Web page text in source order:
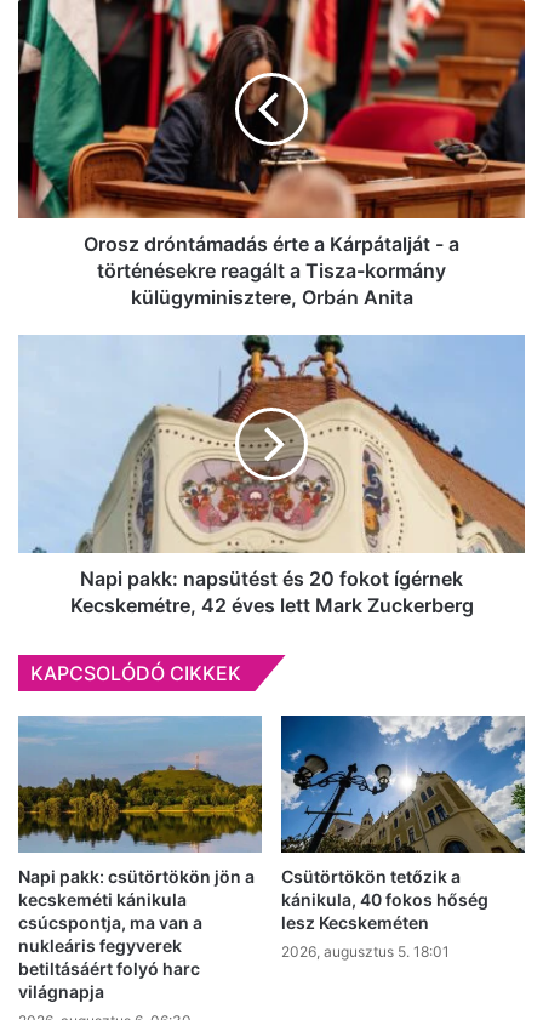
Napi pakk: pénteken hidegfront érkezik
Kecskemétre Báthori Erzsébet
születésnapján
Orosz
dróntámadás
érte
Kárpátalját
történésekre
reagált
Orosz dróntámadás érte a Kárpátalját - a
történésekre reagált a Tisza-kormány
külügyminisztere, Orbán Anita
Kecskemétre,
42
Zuckerberg
Napi pakk: napsütést és 20 fokot ígérnek
Kecskemétre, 42 éves lett Mark Zuckerberg
KAPCSOLÓDÓ CIKKEK
Napi pakk: csütörtökön jön a
kecskeméti kánikula
csúcspontja, ma van a
nukleáris fegyverek
betiltásáért folyó harc
világnapja
Csütörtökön tetőzik a
kánikula, 40 fokos hőség
lesz Kecskeméten
2026, augusztus 5. 18:01